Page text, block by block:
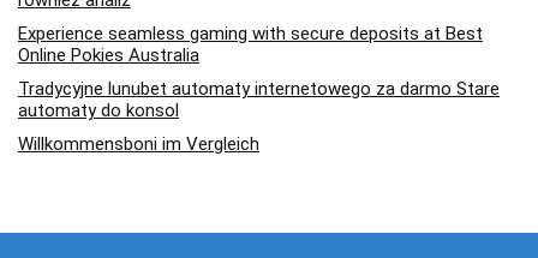
Experience seamless gaming with secure deposits at Best
Online Pokies Australia
Tradycyjne lunubet automaty internetowego za darmo Stare
automaty do konsol
Willkommensboni im Vergleich